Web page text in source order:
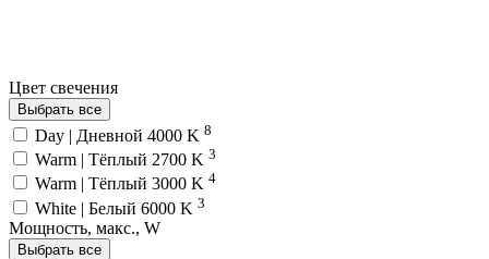
Цвет свечения
Выбрать все
Day | Дневной 4000 K 8
Warm | Тёплый 2700 K 3
Warm | Тёплый 3000 K 4
White | Белый 6000 K 3
Мощность, макс., W
Выбрать все